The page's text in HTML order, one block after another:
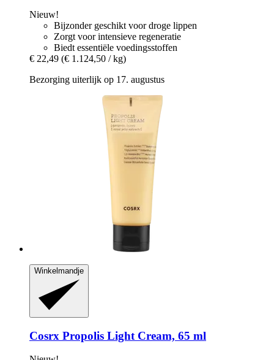
Nieuw!
Bijzonder geschikt voor droge lippen
Zorgt voor intensieve regeneratie
Biedt essentiële voedingsstoffen
€ 22,49 (€ 1.124,50 / kg)
Bezorging uiterlijk op 17. augustus
Winkelmandje
Cosrx Propolis Light Cream, 65 ml